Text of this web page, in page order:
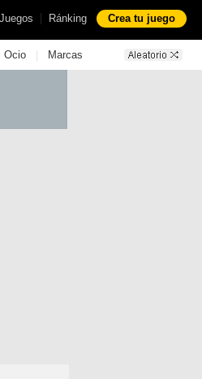
Juegos | Ránking Crea tu juego
Ocio | Marcas